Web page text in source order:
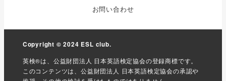
お問い合わせ
Copyright © 2024 ESL club.
英検®は、公益財団法人 日本英語検定協会の登録商標です。
このコンテンツは、公益財団法人 日本英語検定協会の承認や